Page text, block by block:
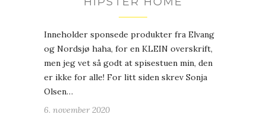
Inneholder sponsede produkter fra Elvang
og Nordsjø haha, for en KLEIN overskrift,
men jeg vet så godt at spisestuen min, den
er ikke for alle! For litt siden skrev Sonja
Olsen…
6. november 2020